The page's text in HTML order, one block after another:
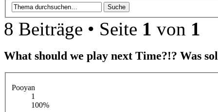
8 Beiträge • Seite 1 von 1
What should we play next Time?!? Was
Pooyan
1
100%